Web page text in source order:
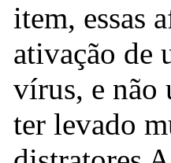
item, essas
ativação de
vírus, e não
ter levado